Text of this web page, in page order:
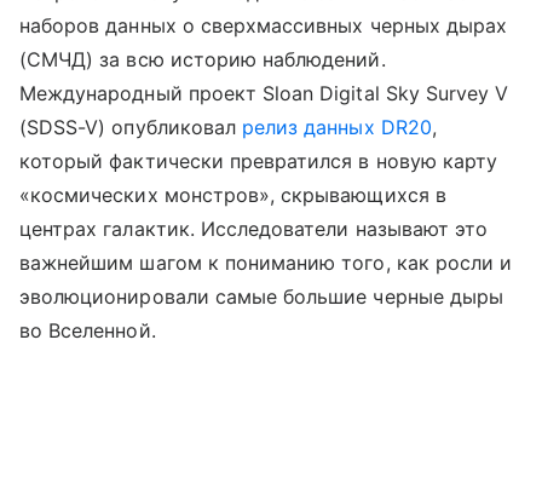
наборов данных о сверхмассивных черных дырах
(СМЧД) за всю историю наблюдений.
Международный проект Sloan Digital Sky Survey V
(SDSS-V) опубликовал релиз данных DR20,
который фактически превратился в новую карту
«космических монстров», скрывающихся в
центрах галактик. Исследователи называют это
важнейшим шагом к пониманию того, как росли и
эволюционировали самые большие черные дыры
во Вселенной.